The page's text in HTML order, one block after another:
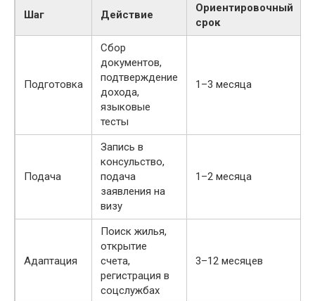
Шаг Действие
Ориентировочный
срок
Подготовка
Сбор
документов,
подтверждение
дохода,
языковые
тесты
1–3 месяца
Подача
Запись в
консульство,
подача
заявления на
визу
1–2 месяца
Адаптация
Поиск жилья,
открытие
счета,
регистрация в
соцслужбах
3–12 месяцев